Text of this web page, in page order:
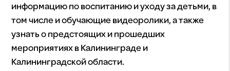
информацию по воспитанию и уходу за детьми, в
том числе и обучающие видеоролики, а также
узнать о предстоящих и прошедших
мероприятиях в Калининграде и
Калининградской области.